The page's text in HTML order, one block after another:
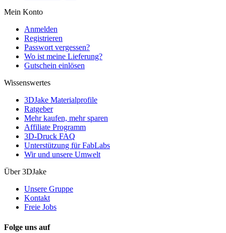
Mein Konto
Anmelden
Registrieren
Passwort vergessen?
Wo ist meine Lieferung?
Gutschein einlösen
Wissenswertes
3DJake Materialprofile
Ratgeber
Mehr kaufen, mehr sparen
Affiliate Programm
3D-Druck FAQ
Unterstützung für FabLabs
Wir und unsere Umwelt
Über 3DJake
Unsere Gruppe
Kontakt
Freie Jobs
Folge uns auf